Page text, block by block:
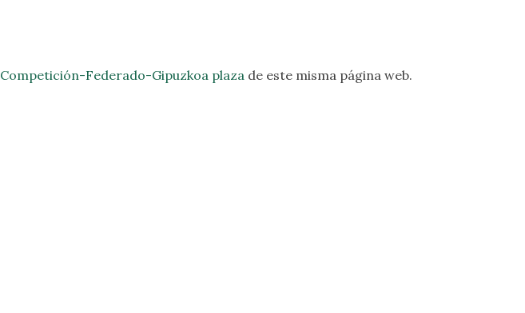
Competición-Federado-Gipuzkoa plaza de este misma página web.